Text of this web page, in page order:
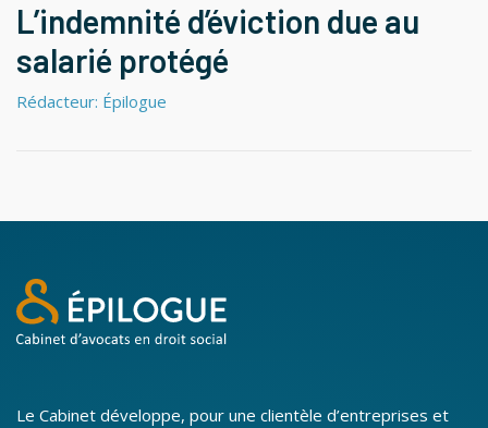
L’indemnité d’éviction due au
salarié protégé
Rédacteur: Épilogue
Le Cabinet développe, pour une clientèle d’entreprises et